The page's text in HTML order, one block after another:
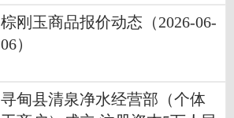
棕刚玉商品报价动态（2026-06-
06）
寻甸县清泉净水经营部（个体